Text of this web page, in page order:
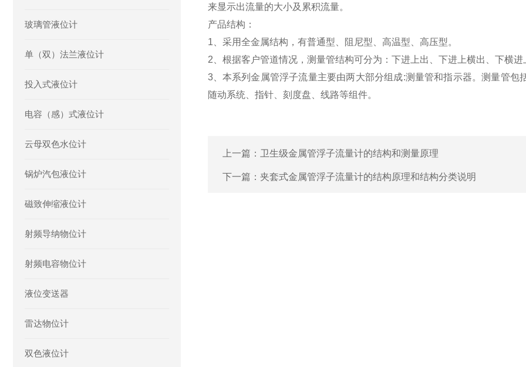
玻璃管液位计
单（双）法兰液位计
投入式液位计
电容（感）式液位计
云母双色水位计
锅炉汽包液位计
磁致伸缩液位计
射频导纳物位计
射频电容物位计
液位变送器
雷达物位计
双色液位计
来显示出流量的大小及累积流量。
产品结构：
1、采用全金属结构，有普通型、阻尼型、高温型、高压型。
2、根据客户管道情况，测量管结构可分为：下进上出、下进上横出、下横
3、本系列金属管浮子流量主要由两大部分组成:测量管和指示器。测量管
随动系统、指针、刻度盘、线路等组件。
上一篇： 卫生级金属管浮子流量计的结构和测量原理
下一篇： 夹套式金属管浮子流量计的结构原理和结构分类说明